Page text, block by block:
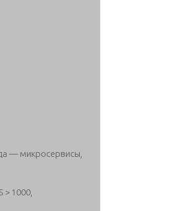
— микросервисы,
> 1000,